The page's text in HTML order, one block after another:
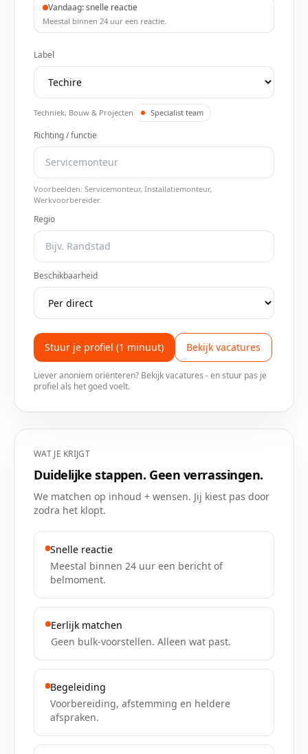
Vandaag: snelle reactie
Meestal binnen 24 uur een reactie.
Label
Techniek, Bouw & Projecten Specialist team
Richting / functie
Voorbeelden: Servicemonteur, Installatiemonteur,
Werkvoorbereider.
Regio
Beschikbaarheid
Stuur je profiel (1 minuut) Bekijk vacatures
Liever anoniem oriënteren? Bekijk vacatures - en stuur pas je
profiel als het goed voelt.
WAT JE KRIJGT
Duidelijke stappen. Geen verrassingen.
We matchen op inhoud + wensen. Jij kiest pas door
zodra het klopt.
Snelle reactie
Meestal binnen 24 uur een bericht of
belmoment.
Eerlijk matchen
Geen bulk-voorstellen. Alleen wat past.
Begeleiding
Voorbereiding, afstemming en heldere
afspraken.